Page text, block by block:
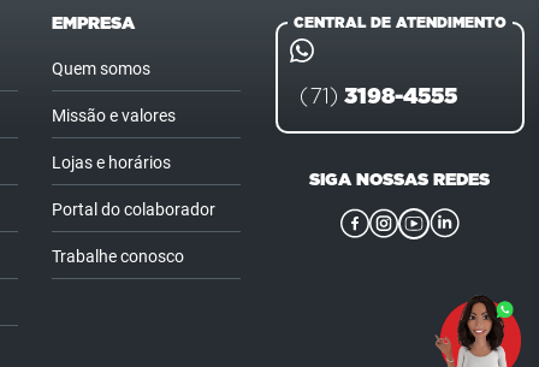
EMPRESA
Quem somos
Missão e valores
Lojas e horários
Portal do colaborador
Trabalhe conosco
CENTRAL DE ATENDIMENTO
(71) 3198-4555
SIGA NOSSAS REDES